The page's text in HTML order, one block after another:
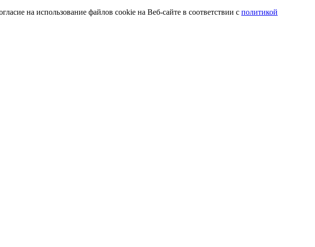
на использование файлов cookie на Веб-сайте в соответствии с политикой